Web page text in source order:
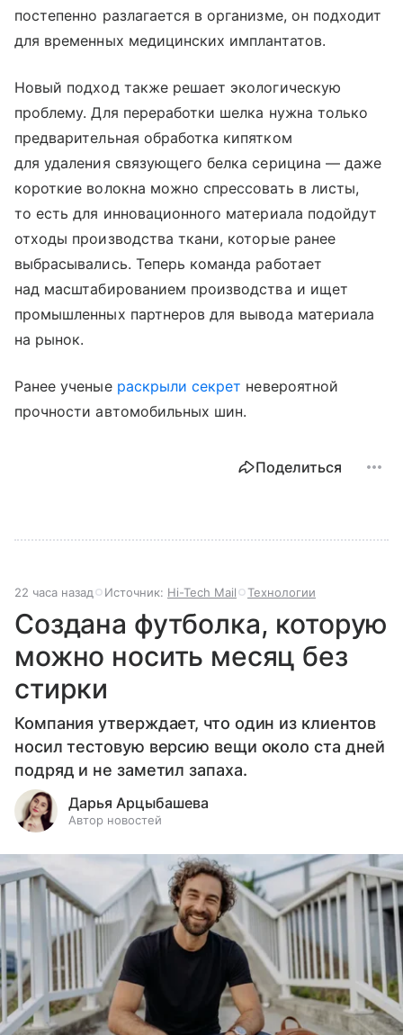
постепенно разлагается в организме, он подходит
для временных медицинских имплантатов.
Новый подход также решает экологическую
проблему. Для переработки шелка нужна только
предварительная обработка кипятком
для удаления связующего белка серицина — даже
короткие волокна можно спрессовать в листы,
то есть для инновационного материала подойдут
отходы производства ткани, которые ранее
выбрасывались. Теперь команда работает
над масштабированием производства и ищет
промышленных партнеров для вывода материала
на рынок.
Ранее ученые раскрыли секрет невероятной
прочности автомобильных шин.
Поделиться
22 часа назад Источник: Hi-Tech Mail Технологии
Создана футболка, которую
можно носить месяц без
стирки
Компания утверждает, что один из клиентов
носил тестовую версию вещи около ста дней
подряд и не заметил запаха.
Дарья Арцыбашева
Автор новостей